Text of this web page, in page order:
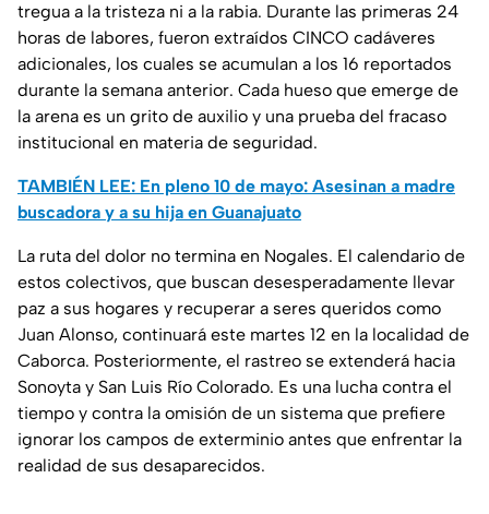
tregua a la tristeza ni a la rabia. Durante las primeras 24
horas de labores, fueron extraídos CINCO cadáveres
adicionales, los cuales se acumulan a los 16 reportados
durante la semana anterior. Cada hueso que emerge de
la arena es un grito de auxilio y una prueba del fracaso
institucional en materia de seguridad.
TAMBIÉN LEE: En pleno 10 de mayo: Asesinan a madre
buscadora y a su hija en Guanajuato
La ruta del dolor no termina en Nogales. El calendario de
estos colectivos, que buscan desesperadamente llevar
paz a sus hogares y recuperar a seres queridos como
Juan Alonso, continuará este martes 12 en la localidad de
Caborca. Posteriormente, el rastreo se extenderá hacia
Sonoyta y San Luis Río Colorado. Es una lucha contra el
tiempo y contra la omisión de un sistema que prefiere
ignorar los campos de exterminio antes que enfrentar la
realidad de sus desaparecidos.